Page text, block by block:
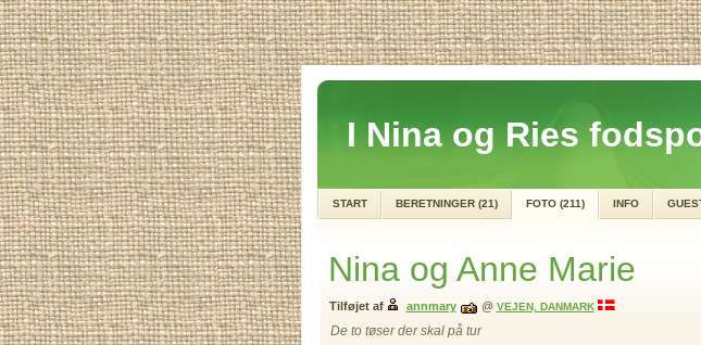
I Nina og Ries
START BERETNINGER (21) FOTO (211) INFO
Nina og Anne Marie
Tilføjet af annmary @ VEJEN, DANMARK
De to tøser der skal på tur